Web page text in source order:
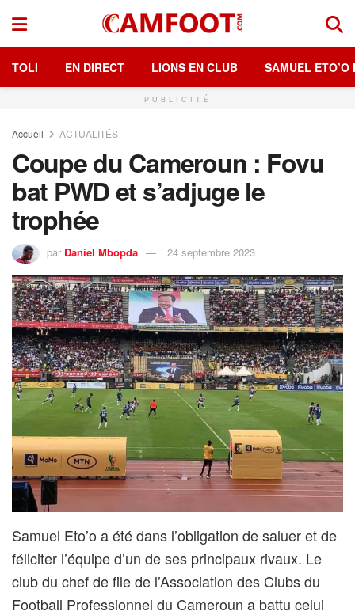
TOLI EN DIRECT LIONS EN CLUB SAMUEL ETO’O
PUBLICITÉ
Accueil ACTUALITÉS
Coupe du Cameroun : Fovu
bat PWD et s’adjuge le
trophée
par Daniel Mbopda 24 septembre 2023
Samuel Eto’o a été dans l’obligation de saluer et de
féliciter l’équipe d’un de ses principaux rivaux. Le
club du chef de file de l’Association des Clubs du
Football Professionnel du Cameroun a battu celui